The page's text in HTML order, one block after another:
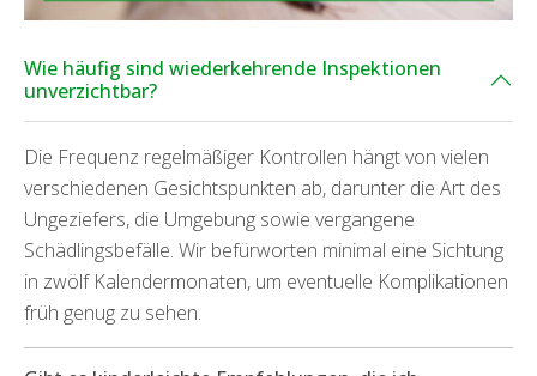
Wie häufig sind wiederkehrende Inspektionen
unverzichtbar?
Die Frequenz regelmäßiger Kontrollen hängt von vielen
verschiedenen Gesichtspunkten ab, darunter die Art des
Ungeziefers, die Umgebung sowie vergangene
Schädlingsbefälle. Wir befürworten minimal eine Sichtung
in zwölf Kalendermonaten, um eventuelle Komplikationen
früh genug zu sehen.